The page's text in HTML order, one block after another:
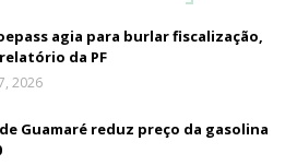
agia para burlar fiscalização,
da PF
2026
Guamaré reduz preço da gasolina